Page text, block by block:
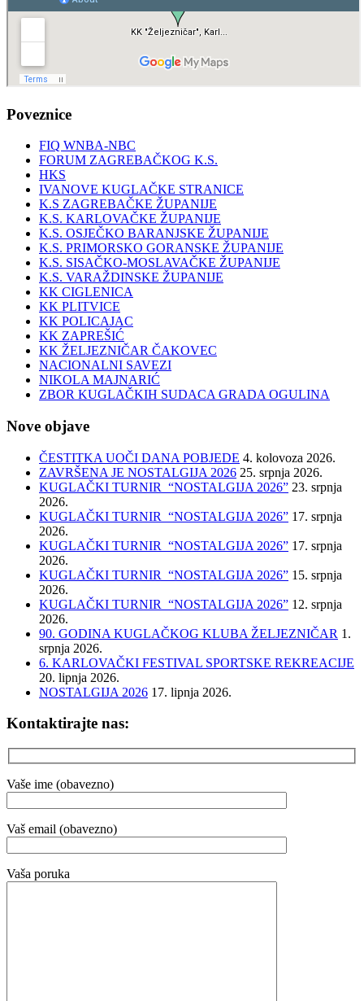
Poveznice
FIQ WNBA-NBC
FORUM ZAGREBAČKOG K.S.
HKS
IVANOVE KUGLAČKE STRANICE
K.S ZAGREBAČKE ŽUPANIJE
K.S. KARLOVAČKE ŽUPANIJE
K.S. OSJEČKO BARANJSKE ŽUPANIJE
K.S. PRIMORSKO GORANSKE ŽUPANIJE
K.S. SISAČKO-MOSLAVAČKE ŽUPANIJE
K.S. VARAŽDINSKE ŽUPANIJE
KK CIGLENICA
KK PLITVICE
KK POLICAJAC
KK ZAPREŠIĆ
KK ŽELJEZNIČAR ČAKOVEC
NACIONALNI SAVEZI
NIKOLA MAJNARIĆ
ZBOR KUGLAČKIH SUDACA GRADA OGULINA
Nove objave
ČESTITKA UOČI DANA POBJEDE 4. kolovoza 2026.
ZAVRŠENA JE NOSTALGIJA 2026 25. srpnja 2026.
KUGLAČKI TURNIR “NOSTALGIJA 2026” 23. srpnja
2026.
KUGLAČKI TURNIR “NOSTALGIJA 2026” 17. srpnja
2026.
KUGLAČKI TURNIR “NOSTALGIJA 2026” 17. srpnja
2026.
KUGLAČKI TURNIR “NOSTALGIJA 2026” 15. srpnja
2026.
KUGLAČKI TURNIR “NOSTALGIJA 2026” 12. srpnja
2026.
90. GODINA KUGLAČKOG KLUBA ŽELJEZNIČAR 1.
srpnja 2026.
6. KARLOVAČKI FESTIVAL SPORTSKE REKREACIJE
20. lipnja 2026.
NOSTALGIJA 2026 17. lipnja 2026.
Kontaktirajte nas:
Vaše ime (obavezno)
Vaš email (obavezno)
Vaša poruka